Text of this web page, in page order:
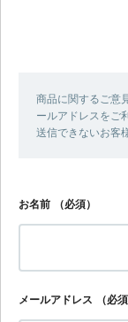
商品に関するご意
ールアドレスをご
送信できないお客
お名前 （必須）
メールアドレス （必須